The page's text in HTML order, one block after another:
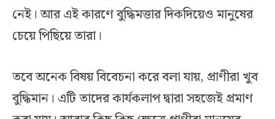
নেই। আর এই কারণে বুদ্ধিমত্তার দিকদিয়েও মানুষের
চেয়ে পিছিয়ে তারা।
তবে অনেক বিষয় বিবেচনা করে বলা যায়, প্রাণীরা খুব
বুদ্ধিমান। এটি তাদের কার্যকলাপ দ্বারা সহজেই প্রমাণ